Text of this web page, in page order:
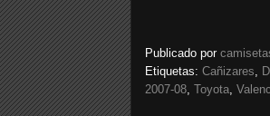
Publicado por
Etiquetas: Cañizares
2007-08 Toyota